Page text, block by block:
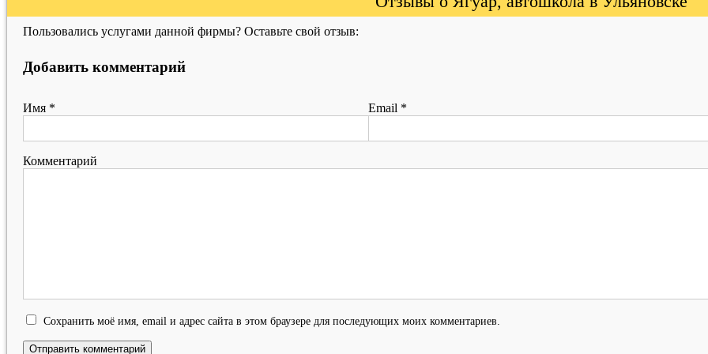
Пользовались услугами данной фирмы? Оставьте свой отзыв:
Добавить комментарий
Имя * Email *
Комментарий
Сохранить моё имя, email и адрес сайта в этом браузере для последующих моих комментариев.